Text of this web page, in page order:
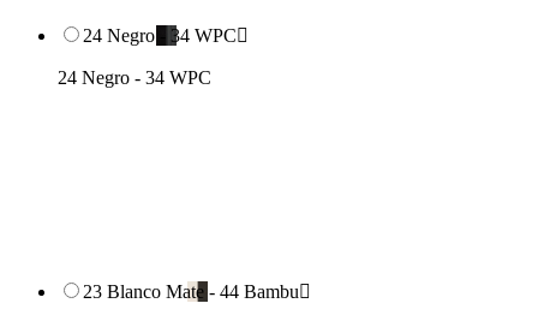
24 Negro - 34 WPC
24 Negro - 34 WPC
23 Blanco Mate - 44 Bambu